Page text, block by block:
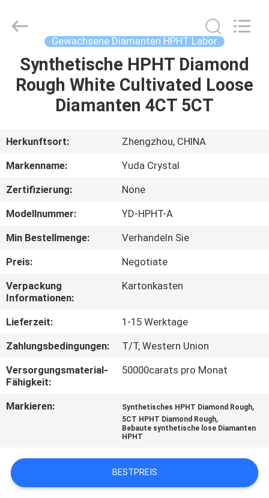
HAUS
PRODUKTE
ÜBER
UNS
FABRIK-
AUSFLUG
QUALITÄTSKONTROLLE
TRETEN
SIE
MIT
IN
VERBINDUNG
FÄLLE
Crystal
Co.,Ltd.
Reserved.
Gewachsene Diamanten HPHT Labor
Synthetische HPHT Diamond
Rough White Cultivated Loose
Diamanten 4CT 5CT
Herkunftsort:
Zhengzhou, CHINA
Markenname:
Yuda Crystal
Zertifizierung:
None
Modellnummer:
YD-HPHT-A
Min Bestellmenge:
Verhandeln Sie
Preis:
Negotiate
Verpackung
Informationen:
Kartonkasten
Lieferzeit:
1-15 Werktage
Zahlungsbedingungen:
T/T, Western Union
Versorgungsmaterial-
Fähigkeit:
50000carats pro Monat
Markieren: Synthetisches HPHT Diamond Rough,
5CT HPHT Diamond Rough,
Bebaute synthetische lose Diamanten
HPHT
BESTPREIS